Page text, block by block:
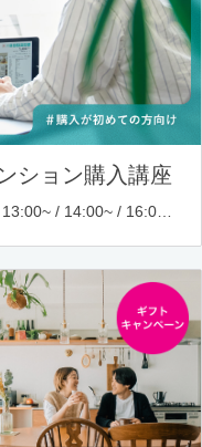
ション購入講座